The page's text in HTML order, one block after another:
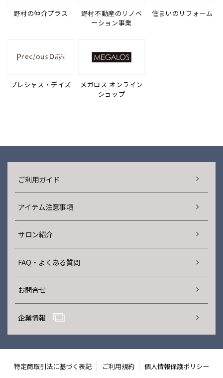
野村の仲介プラス
野村不動産のリノベ
ーション事業
住まいのリフォーム
プレシャス・デイズ
メガロス オンライン
ショップ
ご利用ガイド
アイテム注意事項
サロン紹介
FAQ・よくある質問
お問合せ
企業情報
特定商取引法に基づく表記 ご利用規約 個人情報保護ポリシー